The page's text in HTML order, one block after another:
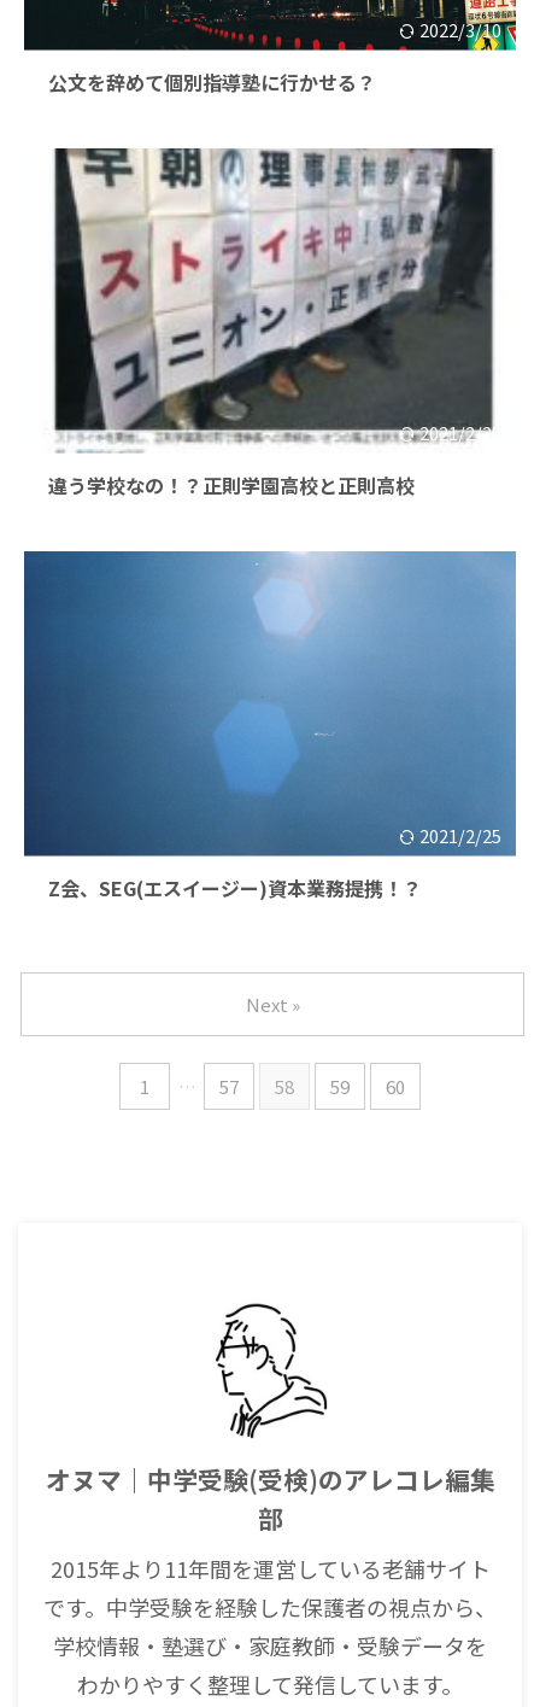
2022/3/10
公文を辞めて個別指導塾に行かせる？
2021/2/25
違う学校なの！？正則学園高校と正則高校
2021/2/25
Z会、SEG(エスイージー)資本業務提携！？
1 … 57 58 59 60
Next »
オヌマ｜中学受験(受検)のアレコレ編集
部
2015年より11年間を運営している老舗サイト
です。中学受験を経験した保護者の視点から、
学校情報・塾選び・家庭教師・受験データを
わかりやすく整理して発信しています。